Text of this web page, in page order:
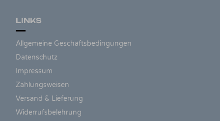
LINKS
Allgemeine Geschäftsbedingungen
Datenschutz
Impressum
Zahlungsweisen
Versand & Lieferung
Widerrufsbelehrung